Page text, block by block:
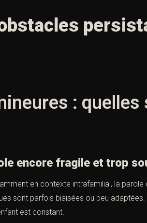
:
encore fragile et trop
en contexte intrafamilial, la parole
sont parfois biaisées ou peu
est constant.